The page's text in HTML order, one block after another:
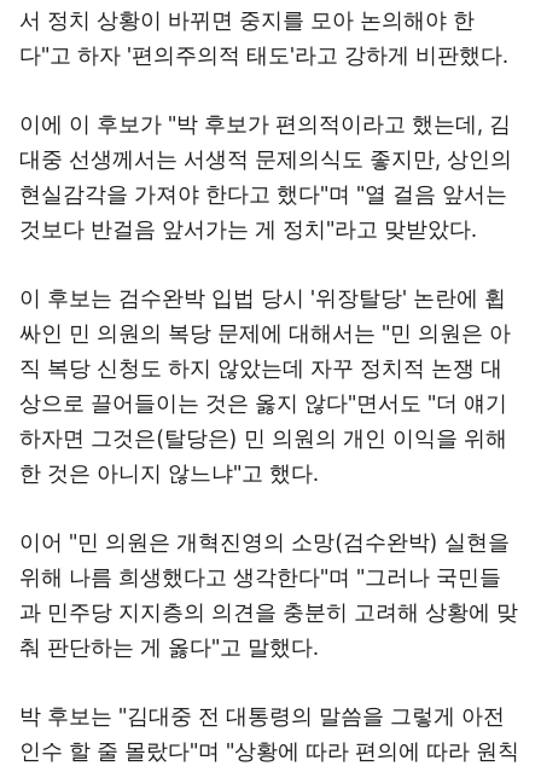
서 정치 상황이 바뀌면 중지를 모아 논의해야 한
다"고 하자 '편의주의적 태도'라고 강하게 비판했다.
이에 이 후보가 "박 후보가 편의적이라고 했는데, 김
대중 선생께서는 서생적 문제의식도 좋지만, 상인의
현실감각을 가져야 한다고 했다"며 "열 걸음 앞서는
것보다 반걸음 앞서가는 게 정치"라고 맞받았다.
이 후보는 검수완박 입법 당시 '위장탈당' 논란에 휩
싸인 민 의원의 복당 문제에 대해서는 "민 의원은 아
직 복당 신청도 하지 않았는데 자꾸 정치적 논쟁 대
상으로 끌어들이는 것은 옳지 않다"면서도 "더 얘기
하자면 그것은(탈당은) 민 의원의 개인 이익을 위해
한 것은 아니지 않느냐"고 했다.
이어 "민 의원은 개혁진영의 소망(검수완박) 실현을
위해 나름 희생했다고 생각한다"며 "그러나 국민들
과 민주당 지지층의 의견을 충분히 고려해 상황에 맞
춰 판단하는 게 옳다"고 말했다.
박 후보는 "김대중 전 대통령의 말씀을 그렇게 아전
인수 할 줄 몰랐다"며 "상황에 따라 편의에 따라 원칙